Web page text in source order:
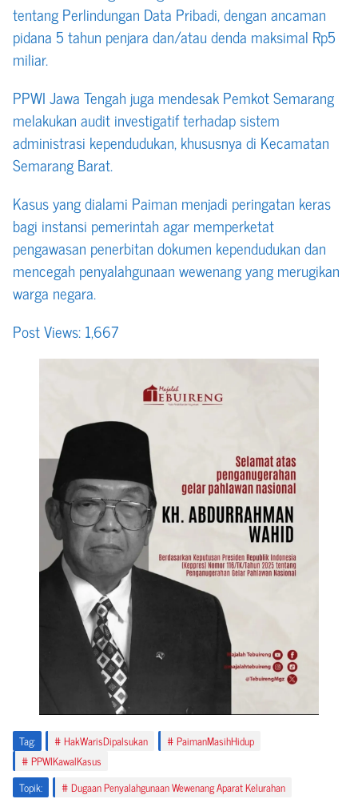
tentang Perlindungan Data Pribadi, dengan ancaman
pidana 5 tahun penjara dan/atau denda maksimal Rp5
miliar.
PPWI Jawa Tengah juga mendesak Pemkot Semarang
melakukan audit investigatif terhadap sistem
administrasi kependudukan, khususnya di Kecamatan
Semarang Barat.
Kasus yang dialami Paiman menjadi peringatan keras
bagi instansi pemerintah agar memperketat
pengawasan penerbitan dokumen kependudukan dan
mencegah penyalahgunaan wewenang yang merugikan
warga negara.
Post Views:1,667
Tag: HakWarisDipalsukan
PaimanMasihHidup
PPWIKawalKasus
Topik:
Dugaan Penyalahgunaan Wewenang Aparat Kelurahan